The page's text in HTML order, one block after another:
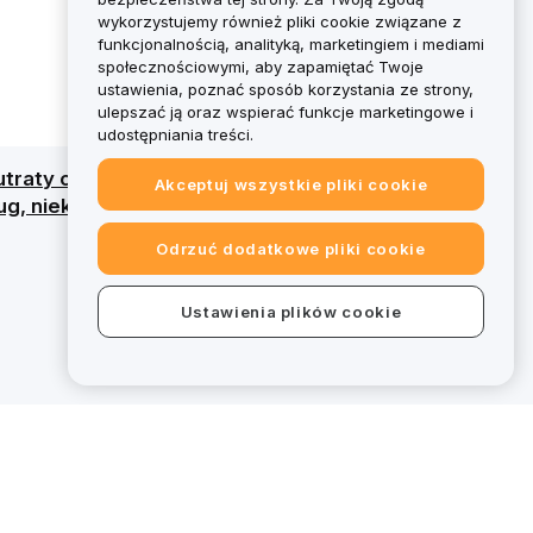
całego kapitału. Szczegółowy przegląd
niektóre oferty na bybit.eu wykraczają
wykorzystujemy również pliki cookie związane z
funkcjonalnością, analityką, marketingiem i mediami
społecznościowymi, aby zapamiętać Twoje
ustawienia, poznać sposób korzystania ze strony,
ulepszać ją oraz wspierać funkcje marketingowe i
udostępniania treści.
Akceptuj wszystkie pliki cookie
Odrzuć dodatkowe pliki cookie
Ustawienia plików cookie